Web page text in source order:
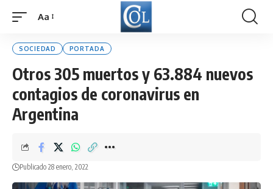
Font
Aa
SOCIEDAD PORTADA
Otros 305 muertos y 63.884 nuevos
contagios de coronavirus en
Argentina
Publicado 28 enero, 2022